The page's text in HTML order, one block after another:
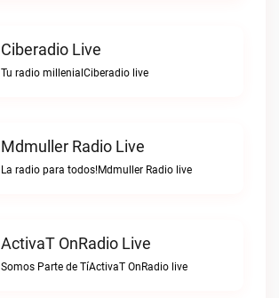
Ciberadio Live
Tu radio millenialCiberadio live
Mdmuller Radio Live
La radio para todos!Mdmuller Radio live
ActivaT OnRadio Live
Somos Parte de TíActivaT OnRadio live